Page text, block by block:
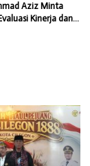
Aziz Minta
Kinerja dan